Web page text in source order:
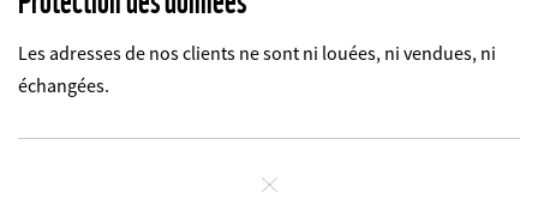
Les adresses de nos clients ne sont ni louées, ni vendues, ni
échangées.
Fermer